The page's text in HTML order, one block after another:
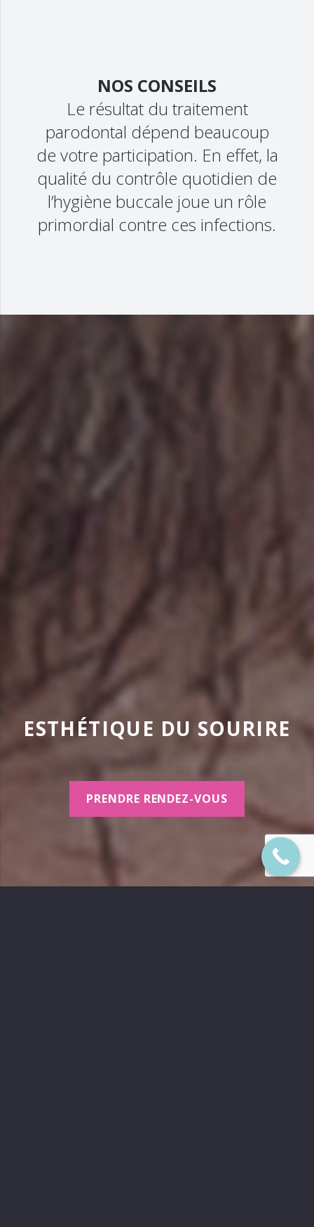
NOS CONSEILS
Le résultat du traitement
parodontal dépend beaucoup
de votre participation. En effet, la
qualité du contrôle quotidien de
l’hygiène buccale joue un rôle
primordial contre ces infections.
ESTHÉTIQUE DU SOURIRE
PRENDRE RENDEZ-VOUS